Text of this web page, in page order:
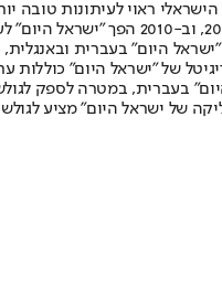
ראוי לעיתונות טובה
תשלום. המהדורה המודפסת
של "ישראל היום" כוללות
היום" בעברית, במטרה
של ישראל היום" מציע